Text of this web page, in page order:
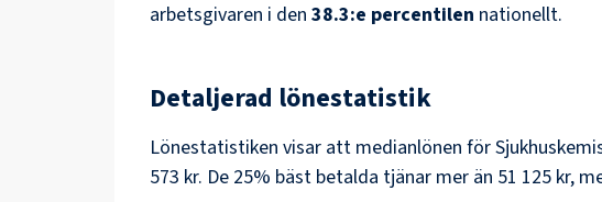
arbetsgivaren i den 38.3:e percentilen nationellt.
Detaljerad lönestatistik
Lönestatistiken visar att medianlönen för
573 kr. De 25% bäst betalda tjänar mer än 51 125 kr,